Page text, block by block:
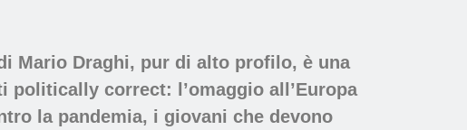
Mario Draghi, pur di alto profilo, è una
politically correct: l’omaggio all’Europa
la pandemia, i giovani che devono